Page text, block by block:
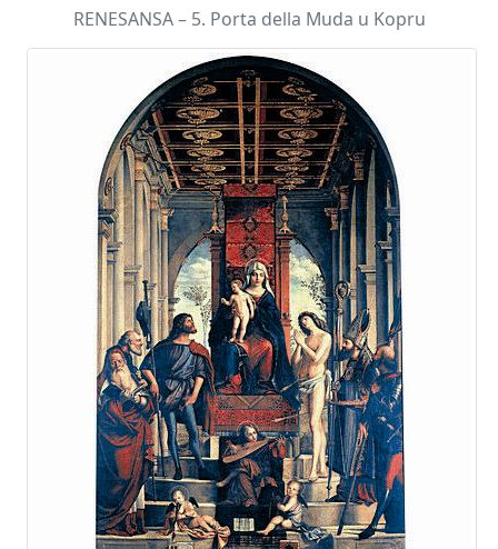
RENESANSA – 5. Porta della Muda u Kopru